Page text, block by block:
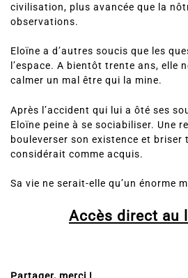
civilisation, plus avancée que la
observations.
Eloïne a d’autres soucis que les
l’espace. A bientôt trente ans, elle
calmer un mal être qui la mine.
Après l’accident qui lui a ôté ses
Eloïne peine à se sociabiliser. Une
bouleverser son existence et briser
considérait comme acquis.
Sa vie ne serait-elle qu’un énorme
Accès direct au